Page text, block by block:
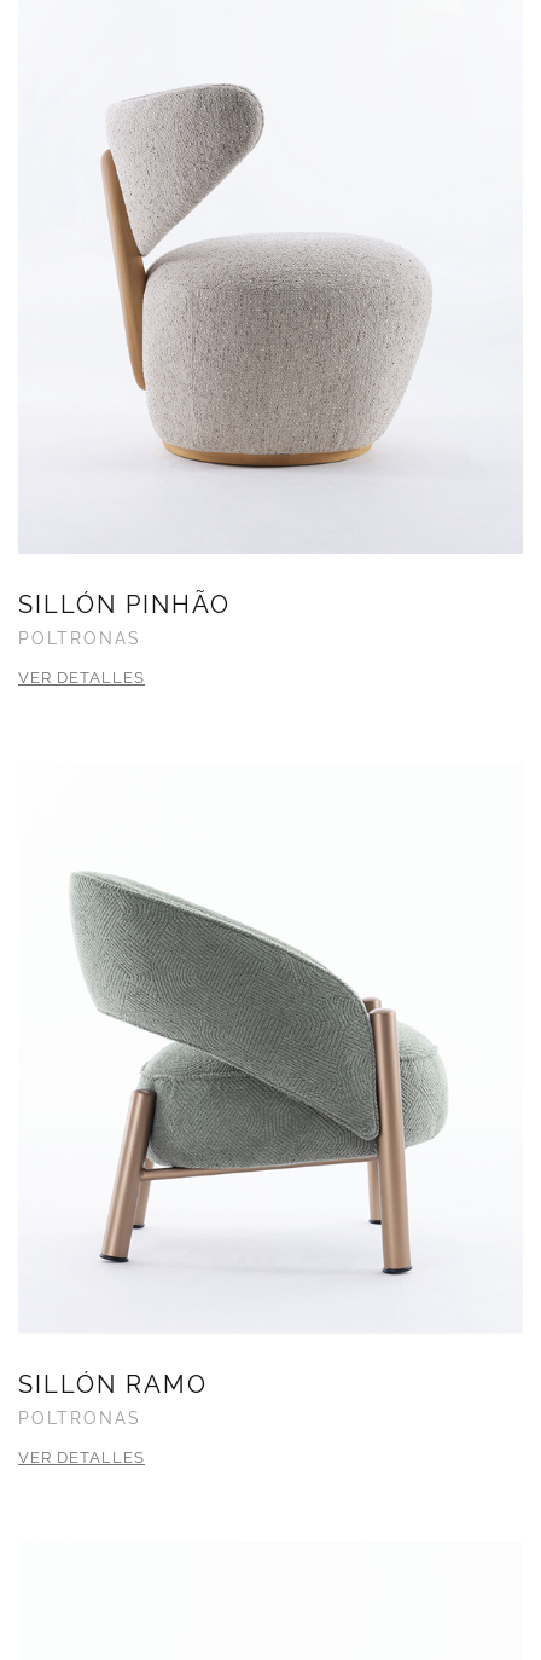
SILLÓN PINHÃO
POLTRONAS
VER DETALLES
SILLÓN RAMO
POLTRONAS
VER DETALLES